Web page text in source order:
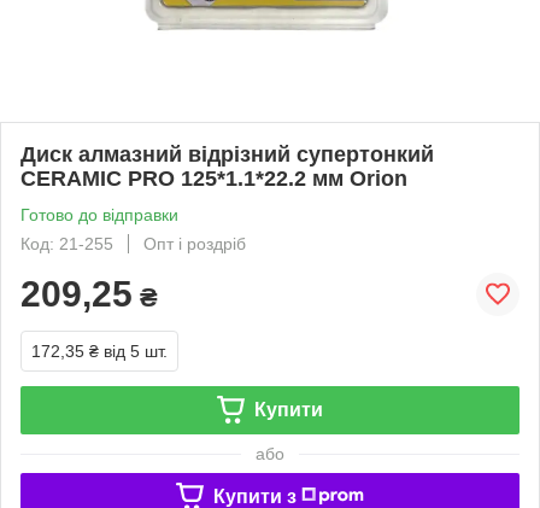
Диск алмазний відрізний супертонкий
CERAMIC PRO 125*1.1*22.2 мм Orion
Готово до відправки
Код: 21-255
Опт і роздріб
209,25 ₴
172,35 ₴ від 5 шт.
Купити
або
Купити з